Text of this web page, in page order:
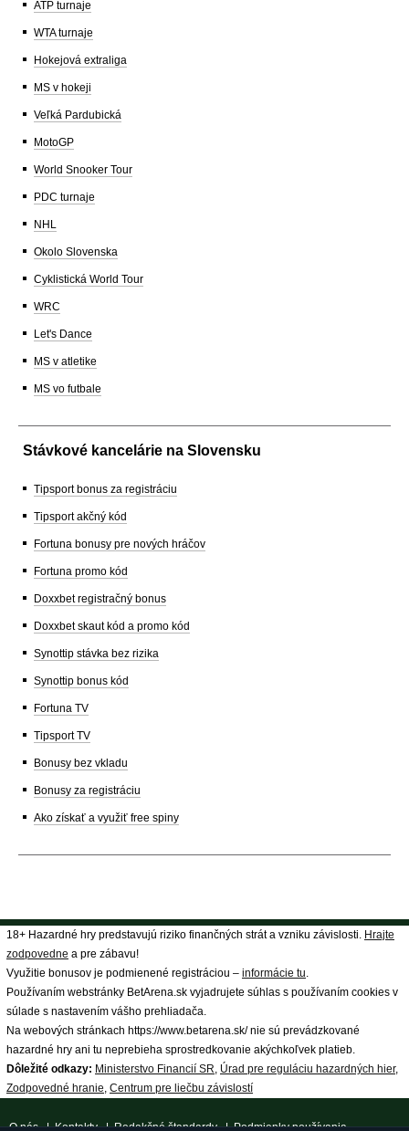
ATP turnaje
WTA turnaje
Hokejová extraliga
MS v hokeji
Veľká Pardubická
MotoGP
World Snooker Tour
PDC turnaje
NHL
Okolo Slovenska
Cyklistická World Tour
WRC
Let's Dance
MS v atletike
MS vo futbale
Stávkové kancelárie na Slovensku
Tipsport bonus za registráciu
Tipsport akčný kód
Fortuna bonusy pre nových hráčov
Fortuna promo kód
Doxxbet registračný bonus
Doxxbet skaut kód a promo kód
Synottip stávka bez rizika
Synottip bonus kód
Fortuna TV
Tipsport TV
Bonusy bez vkladu
Bonusy za registráciu
Ako získať a využiť free spiny
18+ Hazardné hry predstavujú riziko finančných strát a vzniku závislosti. Hrajte
zodpovedne a pre zábavu!
Využitie bonusov je podmienené registráciou – informácie tu.
Používaním webstránky BetArena.sk vyjadrujete súhlas s používaním cookies v
súlade s nastavením vášho prehliadača.
Na webových stránkach https://www.betarena.sk/ nie sú prevádzkované
hazardné hry ani tu neprebieha sprostredkovanie akýchkoľvek platieb.
Dôležité odkazy: Ministerstvo Financií SR, Úrad pre reguláciu hazardných hier,
Zodpovedné hranie, Centrum pre liečbu závislostí
O nás|Kontakty|Redakčné štandardy|Podmienky používania